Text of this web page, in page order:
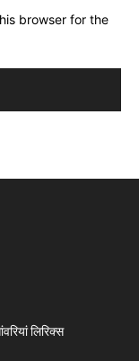
browser for the
लिरिक्स